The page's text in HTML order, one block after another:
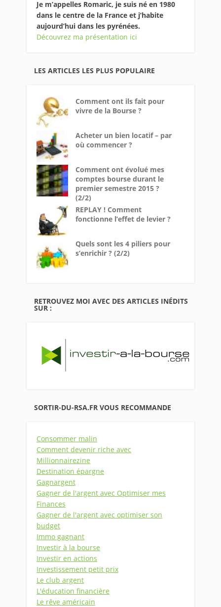
Je m’appelles Romaric, je suis né en 1980
dans le centre de la France et j’habite
aujourd’hui dans les pyrénées.
Découvrez ma présentation ici
LES ARTICLES LES PLUS POPULAIRE
Comment ont ils fait pour
vivre de la Bourse ?
Acheter un bien locatif – par
où commencer ?
Comment ont évolué mes
comptes bourse durant le
premier semestre 2015 ?
(2/2)
REPLAY ! Comment
fonctionne l’effet de levier ?
Quels sont les 4 piliers pour
s’enrichir ? (2/2)
RETROUVEZ MOI AVEC DES ARTICLES INÉDITS
SUR :
SORTIR-DU-RSA.FR VOUS RECOMMANDE
Consommer malin
Comment devenir riche avec
Millionnairezine
Destination épargne
Gagnargent
Gagner de l'argent avec Optimiser mes
Finances
Gagner de l'argent avec optimiser son
budget
Immo gagnant
Investir à la bourse
Investir en actions
Investissement petit prix
Le club argent
L'éducation financière
Le rêve américain